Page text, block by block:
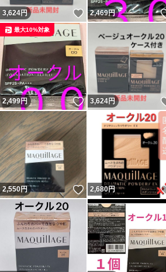
3,624円 いいね！
2,469円
2,499円 いいね！
最大10%対象
3,624円
2,550円 いいね！
2,680円